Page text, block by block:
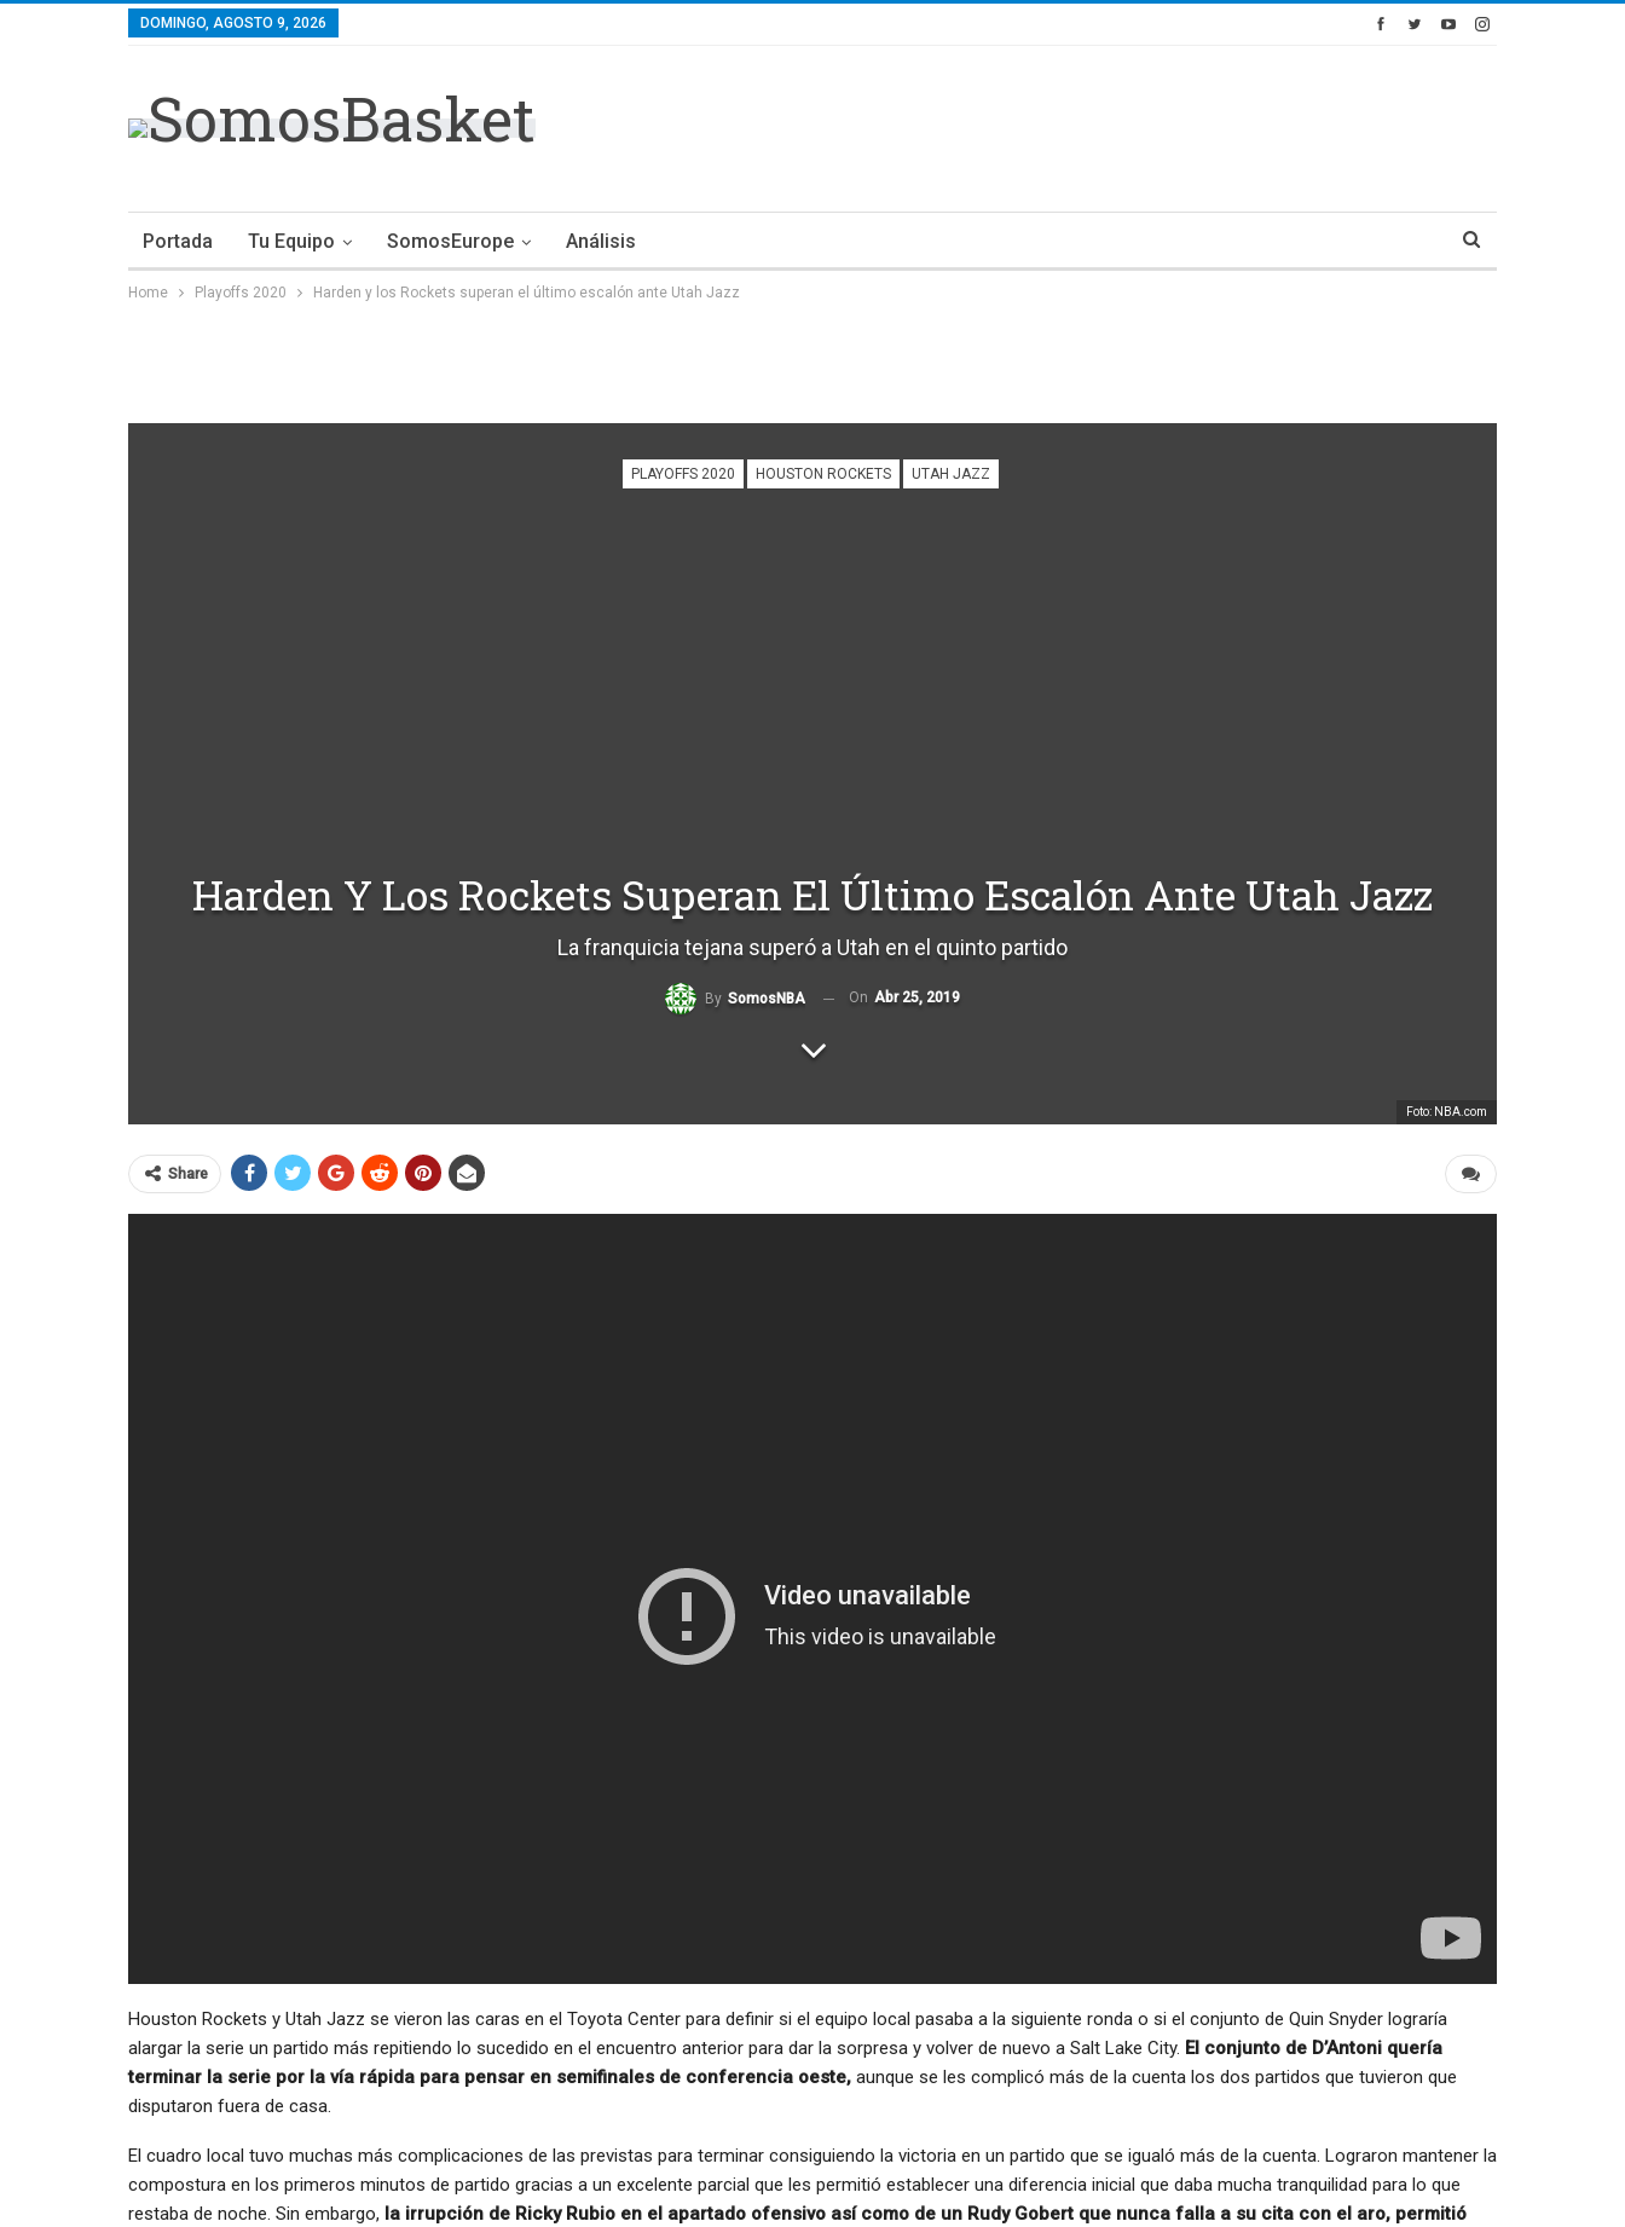
DOMINGO, AGOSTO 9, 2026
Portada Tu Equipo SomosEurope Análisis
Home Playoffs 2020 Harden y los Rockets superan el último escalón ante Utah Jazz
PLAYOFFS 2020 HOUSTON ROCKETS UTAH JAZZ
Harden Y Los Rockets Superan El Último Escalón Ante Utah Jazz
La franquicia tejana superó a Utah en el quinto partido
By SomosNBA On Abr 25, 2019
Foto: NBA.com
Share
Houston Rockets y Utah Jazz se vieron las caras en el Toyota Center para definir si el equipo local pasaba a la siguiente ronda o si el conjunto de Quin Snyder lograría
alargar la serie un partido más repitiendo lo sucedido en el encuentro anterior para dar la sorpresa y volver de nuevo a Salt Lake City. El conjunto de D’Antoni quería
terminar la serie por la vía rápida para pensar en semifinales de conferencia oeste, aunque se les complicó más de la cuenta los dos partidos que tuvieron que
disputaron fuera de casa.
El cuadro local tuvo muchas más complicaciones de las previstas para terminar consiguiendo la victoria en un partido que se igualó más de la cuenta. Lograron mantener la
compostura en los primeros minutos de partido gracias a un excelente parcial que les permitió establecer una diferencia inicial que daba mucha tranquilidad para lo que
restaba de noche. Sin embargo, la irrupción de Ricky Rubio en el apartado ofensivo así como de un Rudy Gobert que nunca falla a su cita con el aro, permitió